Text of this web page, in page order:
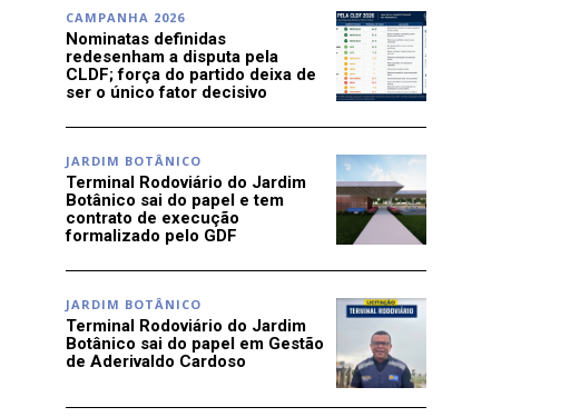
CAMPANHA 2026
Nominatas definidas
redesenham a disputa pela
CLDF; força do partido deixa de
ser o único fator decisivo
JARDIM BOTÂNICO
Terminal Rodoviário do Jardim
Botânico sai do papel e tem
contrato de execução
formalizado pelo GDF
JARDIM BOTÂNICO
Terminal Rodoviário do Jardim
Botânico sai do papel em Gestão
de Aderivaldo Cardoso